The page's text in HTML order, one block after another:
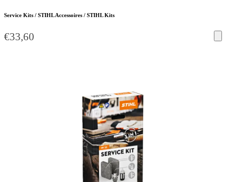
Service Kits / STIHL Accessoires / STIHL Kits
€33,60